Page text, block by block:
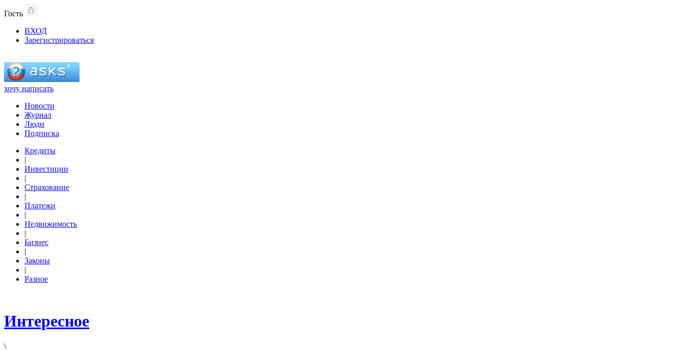
Гость
ВХОД
Зарегистрироваться
хочу написать
Новости
Журнал
Люди
Подписка
Кредиты
|
Инвестиции
|
Страхование
|
Платежи
|
Недвижимость
|
Бизнес
|
Законы
|
Разное
Интересное
\